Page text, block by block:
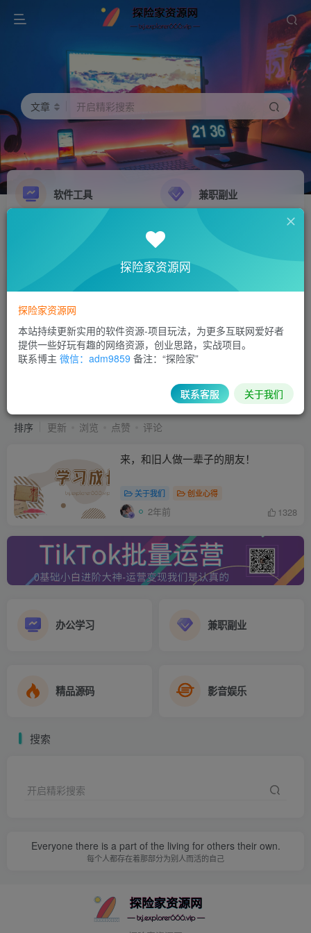
文章 开启精彩搜索
软件工具 兼职副业
精品源码
排序 更新 浏览 点赞 评论
来，和旧人做一辈子的朋友！
关于我们 创业心得
2年前 1328
办公学习 兼职副业
精品源码 影音娱乐
搜索
开启精彩搜索
Everyone there is a part of the living for others their own.
每个人都存在着那部分为别人而活的自己
探险家资源网
探险家资源网
本站持续更新实用的软件资源-项目玩法，为更多互联网爱好者
提供一些好玩有趣的网络资源，创业思路，实战项目。
联系博主 微信：adm9859 备注：“探险家”
联系客服 关于我们